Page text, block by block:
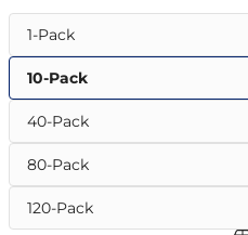
1-Pack
10-Pack
40-Pack
80-Pack
120-Pack